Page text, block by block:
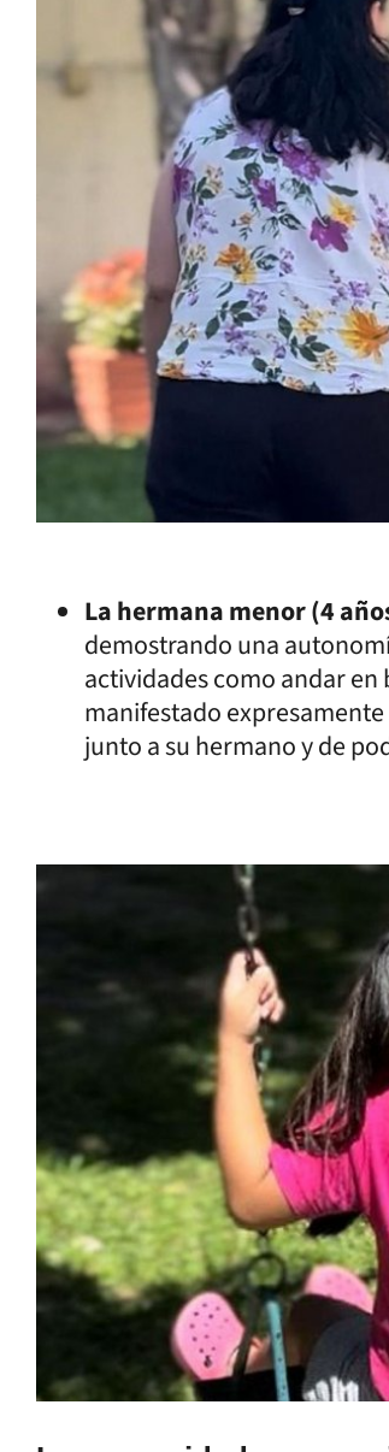
La hermana menor (4
demostrando una
actividades como andar en
manifestado
junto a su hermano y de